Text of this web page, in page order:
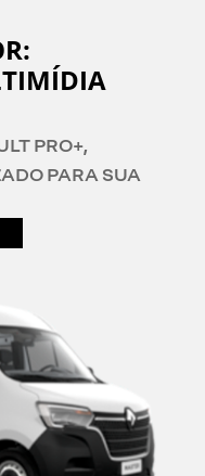
PRO+,
PARA SUA